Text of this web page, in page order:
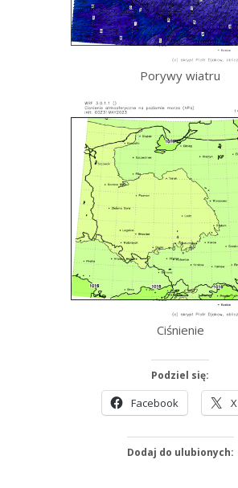
Porywy wiatru
Ciśnienie
Podziel się:
Facebook X
Dodaj do ulubionych: